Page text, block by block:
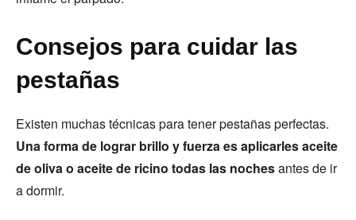
Consejos para cuidar las
pestañas
Existen muchas técnicas para tener pestañas perfectas.
Una forma de lograr brillo y fuerza es aplicarles aceite
de oliva o aceite de ricino todas las nochesantes de ir
a dormir.